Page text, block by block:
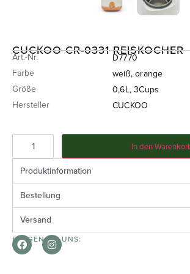
CUCKOO CR-0331 REISKOCHER
Art.-Nr.
D7770
Farbe
weiß, orange
Größe
0,6L, 3Cups
Hersteller
CUCKOO
In den
Produktinformation
Bestellung
Versand
FOLGEN SIE UNS: